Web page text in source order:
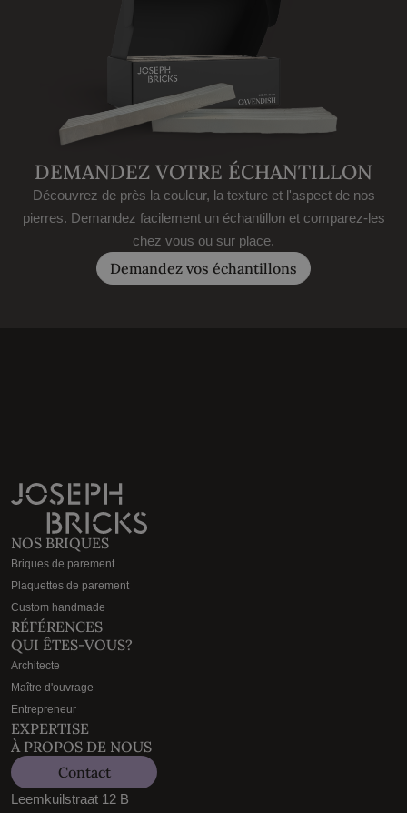
DEMANDEZ VOTRE ÉCHANTILLON
Découvrez de près la couleur, la texture et l'aspect de nos
pierres. Demandez facilement un échantillon et comparez-les
chez vous ou sur place.
Demandez vos échantillons
NOS BRIQUES
Briques de parement
Plaquettes de parement
Custom handmade
RÉFÉRENCES
QUI ÊTES-VOUS?
Architecte
Maître d'ouvrage
Entrepreneur
EXPERTISE
À PROPOS DE NOUS
Contact
Leemkuilstraat 12 B